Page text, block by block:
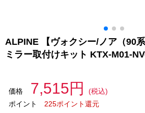
ALPINE 【ヴォクシー/ノア（90
ミラー取付けキット KTX-M01-
価格 7,515円
(税込)
ポイント
225ポイント還元